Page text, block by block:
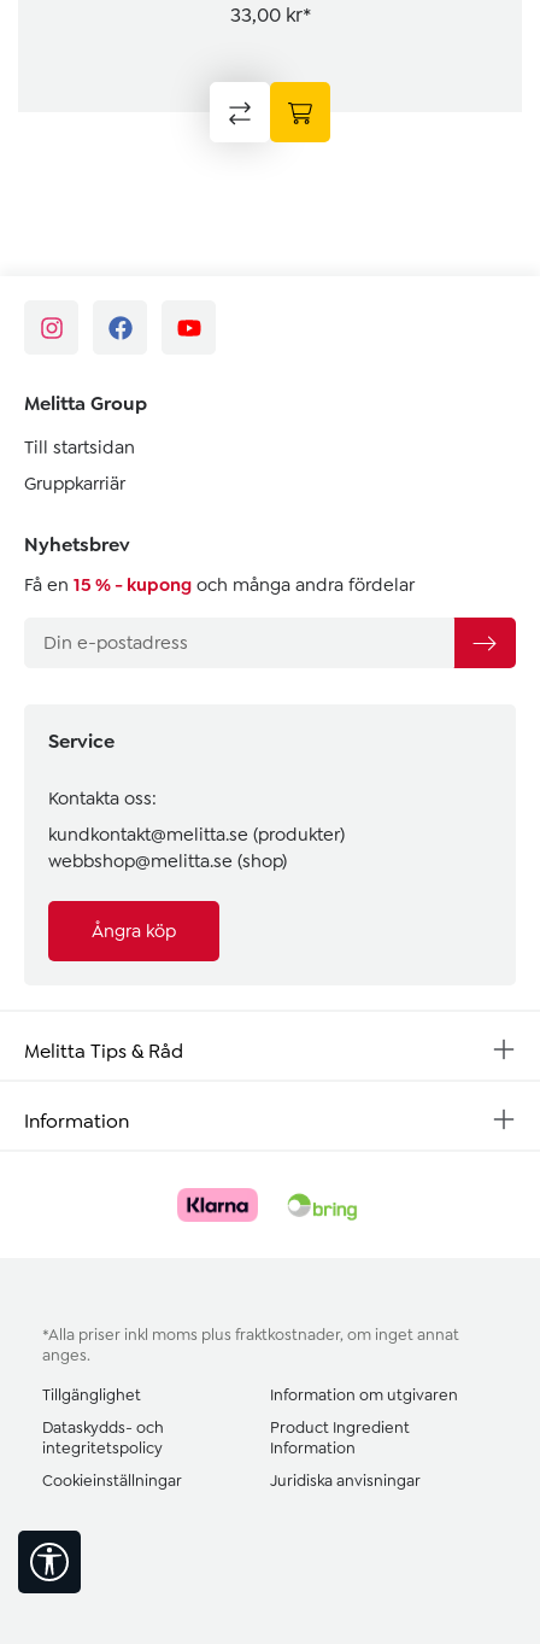
33,00 kr*
Service
Kontakta oss:
kundkontakt@melitta.se (produkter)
webbshop@melitta.se (shop)
Ångra köp
Melitta Tips & Råd
Information
Melitta Group
Till startsidan
Gruppkarriär
Nyhetsbrev
Få en 15 % - kupong och många andra fördelar
*Alla priser inkl moms plus fraktkostnader, om inget annat
anges.
Tillgänglighet
Information om utgivaren
Dataskydds- och
integritetspolicy
Product Ingredient
Information
Cookieinställningar
Juridiska anvisningar
Visa verktygsfält